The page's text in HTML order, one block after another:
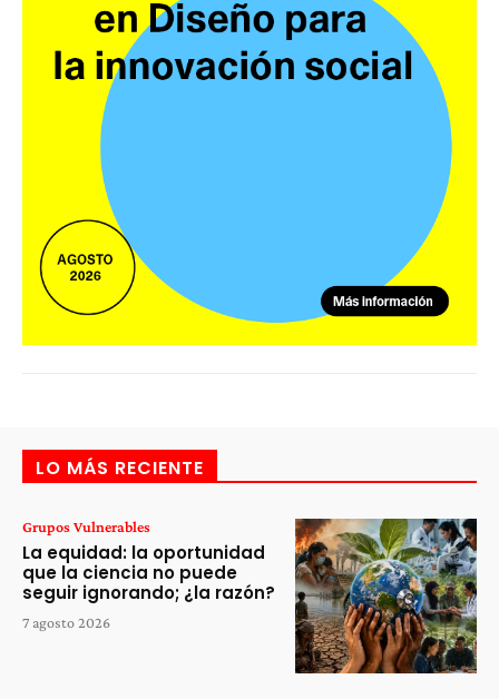
LO MÁS RECIENTE
Grupos Vulnerables
La equidad: la oportunidad
que la ciencia no puede
seguir ignorando; ¿la razón?
7 agosto 2026